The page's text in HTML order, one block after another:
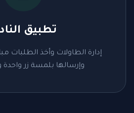
تطبيق
إدارة الطاولات وأخذ الطلبات
وإرسالها بلمسة زر واحدة